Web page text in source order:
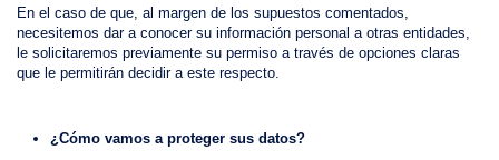
En el caso de que, al margen de los supuestos comentados,
necesitemos dar a conocer su información personal a otras entidades,
le solicitaremos previamente su permiso a través de opciones claras
que le permitirán decidir a este respecto.
¿Cómo vamos a proteger sus datos?